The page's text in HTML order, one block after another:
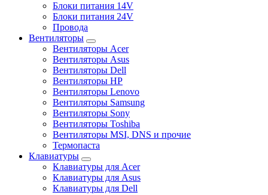
Блоки питания 14V
Блоки питания 24V
Провода
Вентиляторы
Вентиляторы Acer
Вентиляторы Asus
Вентиляторы Dell
Вентиляторы HP
Вентиляторы Lenovo
Вентиляторы Samsung
Вентиляторы Sony
Вентиляторы Toshiba
Вентиляторы MSI, DNS и прочие
Термопаста
Клавиатуры
Клавиатуры для Acer
Клавиатуры для Asus
Клавиатуры для Dell